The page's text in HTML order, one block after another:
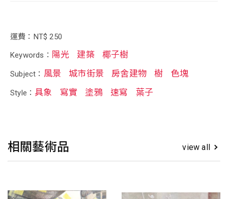
運費：NT$ 250
Keywords： 陽光 建築 椰子樹
Subject： 風景 城市街景 房舍建物 樹 色塊
Style： 具象 寫實 塗鴉 速寫 葉子
相關藝術品 view all